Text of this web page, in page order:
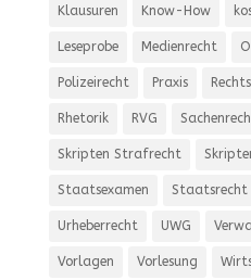
Klausuren Know-How
Leseprobe Medienrecht
Polizeirecht Praxis
Rhetorik RVG
Skripten Strafrecht
Staatsexamen Staatsrecht
Urheberrecht UWG
Vorlagen Vorlesung